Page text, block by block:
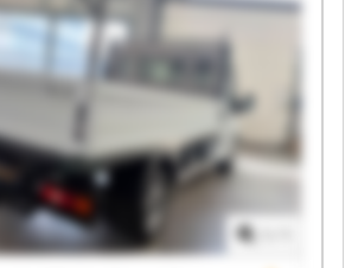
Store Lille Schmitz Cargobull Trailer
Cargobull Trailer Store Lille
Trailer Store Lille Schmitz
Store Lille Schmitz Cargobull Trailer
Cargobull Trailer Store Lille
Trailer Store Lille Schmitz
Store Lille Schmitz Cargobull Trailer
Cargobull Trailer Store Lille